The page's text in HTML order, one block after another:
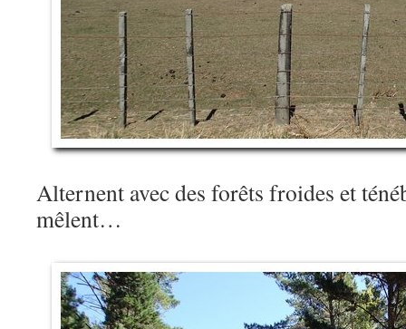
Alternent avec des forêts froides et
mêlent…